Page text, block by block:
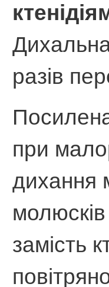
разів
при
дихання
замість